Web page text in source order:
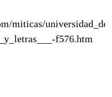
miticas/
f576.htm